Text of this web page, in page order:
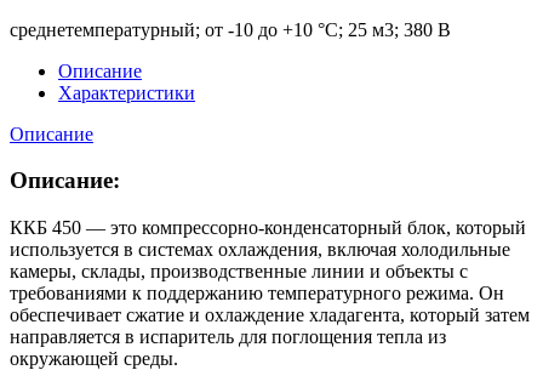
среднетемпературный; от -10 до +10 °C; 25 м​3; 380 В
Описание
Характеристики
Описание
Описание:
ККБ 450 — это компрессорно-конденсаторный блок, который
используется в системах охлаждения, включая холодильные
камеры, склады, производственные линии и объекты с
требованиями к поддержанию температурного режима. Он
обеспечивает сжатие и охлаждение хладагента, который затем
направляется в испаритель для поглощения тепла из
окружающей среды.